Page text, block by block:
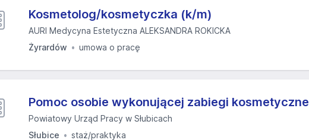
Kosmetolog/kosmetyczka (k/m)
AURI Medycyna Estetyczna ALEKSANDRA ROKICKA
Żyrardów
umowa o pracę
Pomoc osobie wykonującej zabiegi kosmetyczne
Powiatowy Urząd Pracy w Słubicach
Słubice
staż/praktyka